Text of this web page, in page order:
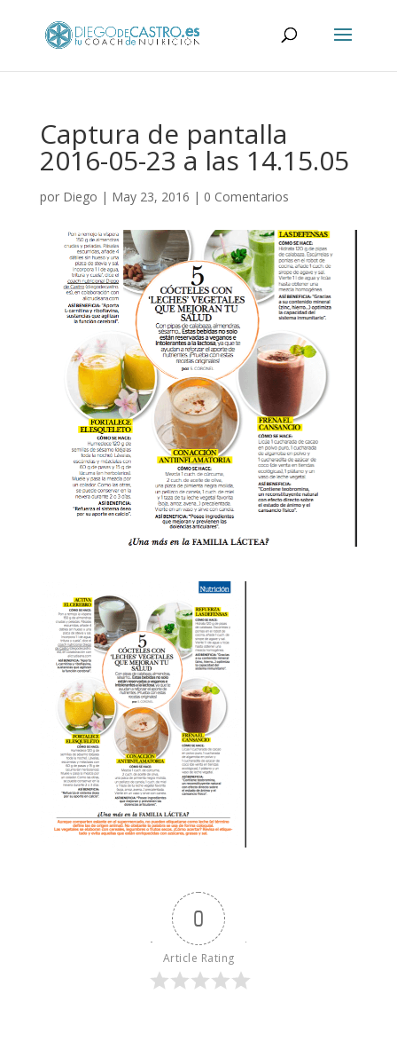
Captura de pantalla
2016-05-23 a las 14.15.05
por Diego | May 23, 2016 | 0 Comentarios
0
Article Rating